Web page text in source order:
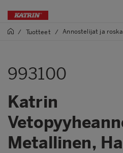
/ Tuotteet / Annostelijat ja
993100
Katrin
Metallinen,